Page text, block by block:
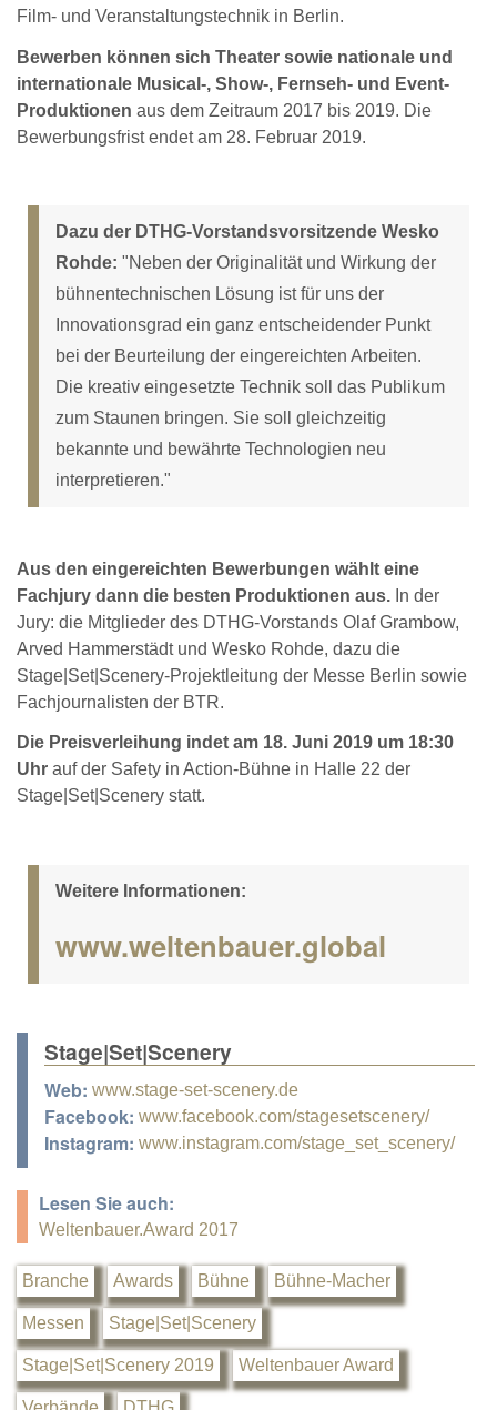
Film- und Veranstaltungstechnik in Berlin.
Bewerben können sich Theater sowie nationale und
internationale Musical-, Show-, Fernseh- und Event-
Produktionen aus dem Zeitraum 2017 bis 2019. Die
Bewerbungsfrist endet am 28. Februar 2019.
Dazu der DTHG-Vorstandsvorsitzende Wesko
Rohde: "Neben der Originalität und Wirkung der
bühnentechnischen Lösung ist für uns der
Innovationsgrad ein ganz entscheidender Punkt
bei der Beurteilung der eingereichten Arbeiten.
Die kreativ eingesetzte Technik soll das Publikum
zum Staunen bringen. Sie soll gleichzeitig
bekannte und bewährte Technologien neu
interpretieren."
Aus den eingereichten Bewerbungen wählt eine
Fachjury dann die besten Produktionen aus. In der
Jury: die Mitglieder des DTHG-Vorstands Olaf Grambow,
Arved Hammerstädt und Wesko Rohde, dazu die
Stage|Set|Scenery-Projektleitung der Messe Berlin sowie
Fachjournalisten der BTR.
Die Preisverleihung indet am 18. Juni 2019 um 18:30
Uhr auf der Safety in Action-Bühne in Halle 22 der
Stage|Set|Scenery statt.
Weitere Informationen:
www.weltenbauer.global
Stage|Set|Scenery
Web: www.stage-set-scenery.de
Facebook: www.facebook.com/stagesetscenery/
Instagram: www.instagram.com/stage_set_scenery/
Lesen Sie auch:
Weltenbauer.Award 2017
Branche Awards Bühne Bühne-Macher
Messen Stage|Set|Scenery
Stage|Set|Scenery 2019 Weltenbauer Award